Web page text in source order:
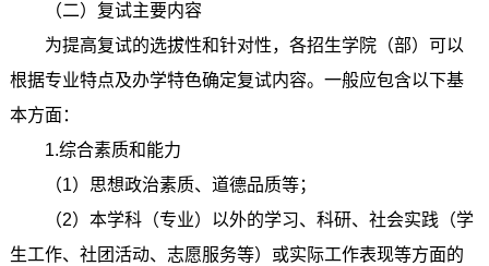
（二）复试主要内容
为提高复试的选拔性和针对性，各招生学院（部）可以
根据专业特点及办学特色确定复试内容。一般应包含以下基
本方面：
1.综合素质和能力
（1）思想政治素质、道德品质等；
（2）本学科（专业）以外的学习、科研、社会实践（学
生工作、社团活动、志愿服务等）或实际工作表现等方面的